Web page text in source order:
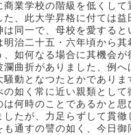
業学校の階級を低くし
、此大学昇格に付ては
同一で、母校を愛する
治二十五・六年頃から
、如何なる場合に其機会
曲折がありました、例
動となつたとかであり
の如く常に近い親類とし
何時のことであるかと
したが、力足らずして貫
通すの譬の如く、今日